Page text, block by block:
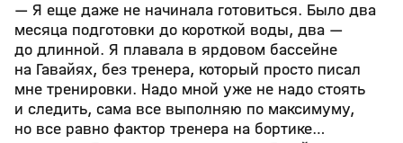
— Я еще даже не начинала готовиться. Было два
месяца подготовки до короткой воды, два —
до длинной. Я плавала в ярдовом бассейне
на Гавайях, без тренера, который просто писал
мне тренировки. Надо мной уже не надо стоять
и следить, сама все выполняю по максимуму,
но все равно фактор тренера на бортике…